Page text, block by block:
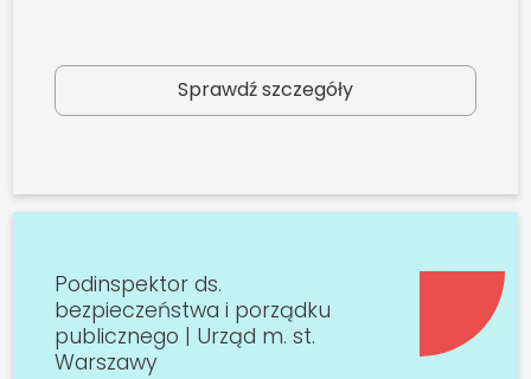
Sprawdź szczegóły
Podinspektor ds.
bezpieczeństwa i porządku
publicznego | Urząd m. st.
Warszawy